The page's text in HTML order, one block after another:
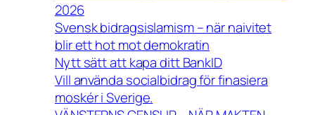
2026
Svensk bidragsislamism – när naivitet
blir ett hot mot demokratin
Nytt sätt att kapa ditt BankID
Vill använda socialbidrag för finasiera
moskér i Sverige.